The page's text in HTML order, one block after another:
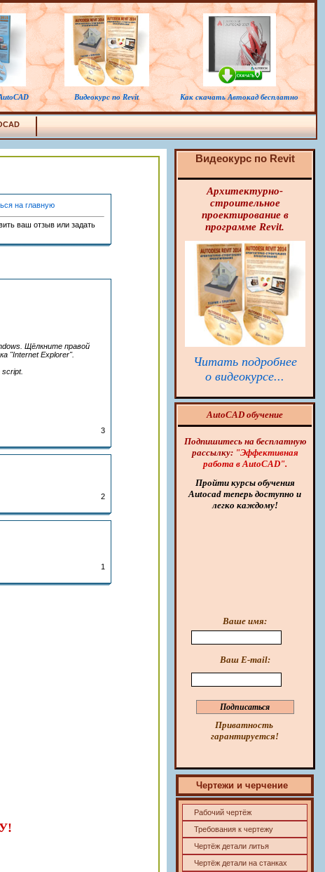
Видеокурс по Revit Как скачать Автокад бесплатно
на главную
ваш отзыв или задать
Щёлкните правой
"Internet Explorer".
3
2
1
Видеокурспо Revit
Архитектурно-
строительное
проектирование в
программе Revit.
Читать подробнее
о видеокурсе...
AutoCAD обучение
Подпишитесь на бесплатную
рассылку: "Эффективная
работа вAutoCAD".
Пройти курсы обучения
Autocad теперь доступно и
легко каждому!
Ваше имя:
Ваш E-mail:
Приватность
гарантируется!
Чертежи и черчение
Рабочий чертёж
Требования к чертежу
Чертёж детали литья
Чертёж детали на станках